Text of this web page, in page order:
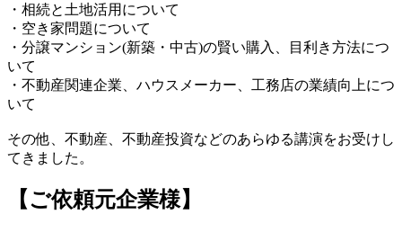
・相続と土地活用について
・空き家問題について
・分譲マンション(新築・中古)の賢い購入、目利き方法につ
いて
・不動産関連企業、ハウスメーカー、工務店の業績向上につ
いて
その他、不動産、不動産投資などのあらゆる講演をお受けし
てきました。
【ご依頼元企業様】